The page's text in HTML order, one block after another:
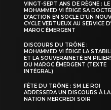
VINGT-SEPT ANS DE RÈGNE :
MOHAMMED VI ÉRIGE SA
D’ACTION EN SOCLE D’UN
CYCLE VERTUEUX AU SERVICE
MAROC ÉMERGENT
DISCOURS DU TRÔNE :
MOHAMMED VI ÉRIGE LA
ET LA SOUVERAINETÉ EN
DU MAROC ÉMERGENT (TEXTE
INTÉGRAL)
FÊTE DU TRÔNE : SM LE ROI
ADRESSERA UN DISCOURS À LA
NATION MERCREDI SOIR